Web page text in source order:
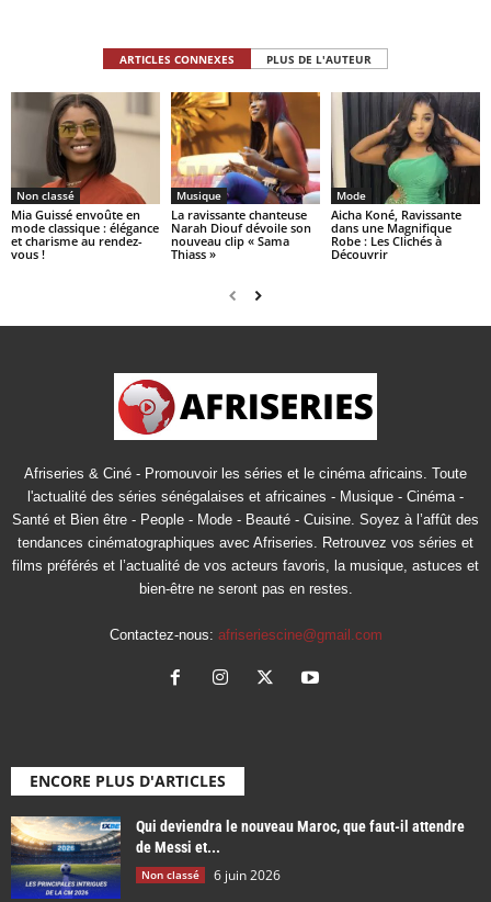
ARTICLES CONNEXES PLUS DE L'AUTEUR
Non classé
Mia Guissé envoûte en
mode classique : élégance
et charisme au rendez-
vous !
Musique
La ravissante chanteuse
Narah Diouf dévoile son
nouveau clip « Sama
Thiass »
Mode
Aicha Koné, Ravissante
dans une Magnifique
Robe : Les Clichés à
Découvrir
Afriseries & Ciné - Promouvoir les séries et le cinéma africains. Toute
l'actualité des séries sénégalaises et africaines - Musique - Cinéma -
Santé et Bien être - People - Mode - Beauté - Cuisine. Soyez à l’affût des
tendances cinématographiques avec Afriseries. Retrouvez vos séries et
films préférés et l’actualité de vos acteurs favoris, la musique, astuces et
bien-être ne seront pas en restes.
Contactez-nous: afriseriescine@gmail.com
ENCORE PLUS D'ARTICLES
Qui deviendra le nouveau Maroc, que faut-il attendre
de Messi et...
Non classé 6 juin 2026